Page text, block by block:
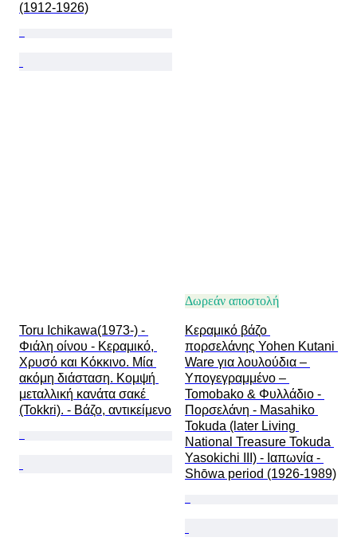
(1912-1926)
Toru Ichikawa(1973-) -
Φιάλη οίνου - Κεραμικό,
Χρυσό και Κόκκινο. Μία
ακόμη διάσταση. Κομψή
μεταλλική κανάτα σακέ
(Tokkri). - Βάζο, αντικείμενο
Δωρεάν αποστολή
Κεραμικό βάζο
πορσελάνης Yohen Kutani
Ware για λουλούδια –
Υπογεγραμμένο –
Tomobako & Φυλλάδιο -
Πορσελάνη - Masahiko
Tokuda (later Living
National Treasure Tokuda
Yasokichi III) - Ιαπωνία -
Shōwa period (1926-1989)